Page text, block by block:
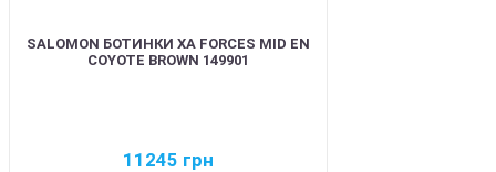
SALOMON БОТИНКИ XA FORCES MID EN
COYOTE BROWN 149901
11245 грн